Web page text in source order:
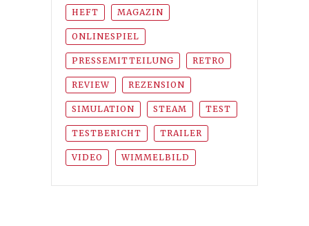
HEFT MAGAZIN
ONLINESPIEL
PRESSEMITTEILUNG RETRO
REVIEW REZENSION
SIMULATION STEAM TEST
TESTBERICHT TRAILER
VIDEO WIMMELBILD